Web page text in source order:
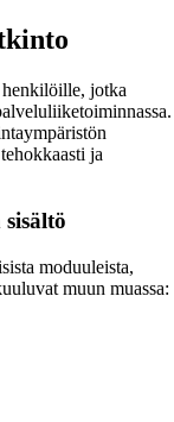
jotka
ja
moduuleista,
muun muassa: